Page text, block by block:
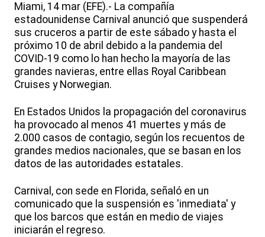
Miami, 14 mar (EFE).- La compañía
estadounidense Carnival anunció que suspenderá
sus cruceros a partir de este sábado y hasta el
próximo 10 de abril debido a la pandemia del
COVID-19 como lo han hecho la mayoría de las
grandes navieras, entre ellas Royal Caribbean
Cruises y Norwegian.
En Estados Unidos la propagación del coronavirus
ha provocado al menos 41 muertes y más de
2.000 casos de contagio, según los recuentos de
grandes medios nacionales, que se basan en los
datos de las autoridades estatales.
Carnival, con sede en Florida, señaló en un
comunicado que la suspensión es 'inmediata' y
que los barcos que están en medio de viajes
iniciarán el regreso.